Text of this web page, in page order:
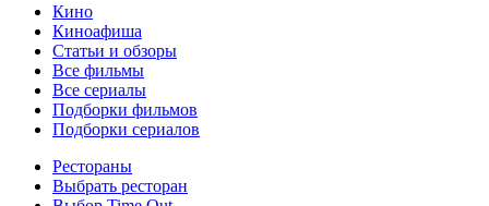
Кино
Киноафиша
Статьи и обзоры
Все фильмы
Все сериалы
Подборки фильмов
Подборки сериалов
Рестораны
Выбрать ресторан